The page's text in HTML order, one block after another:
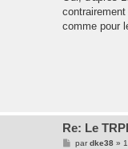
a
g
comme pour
Re: Le
Mpardke38»